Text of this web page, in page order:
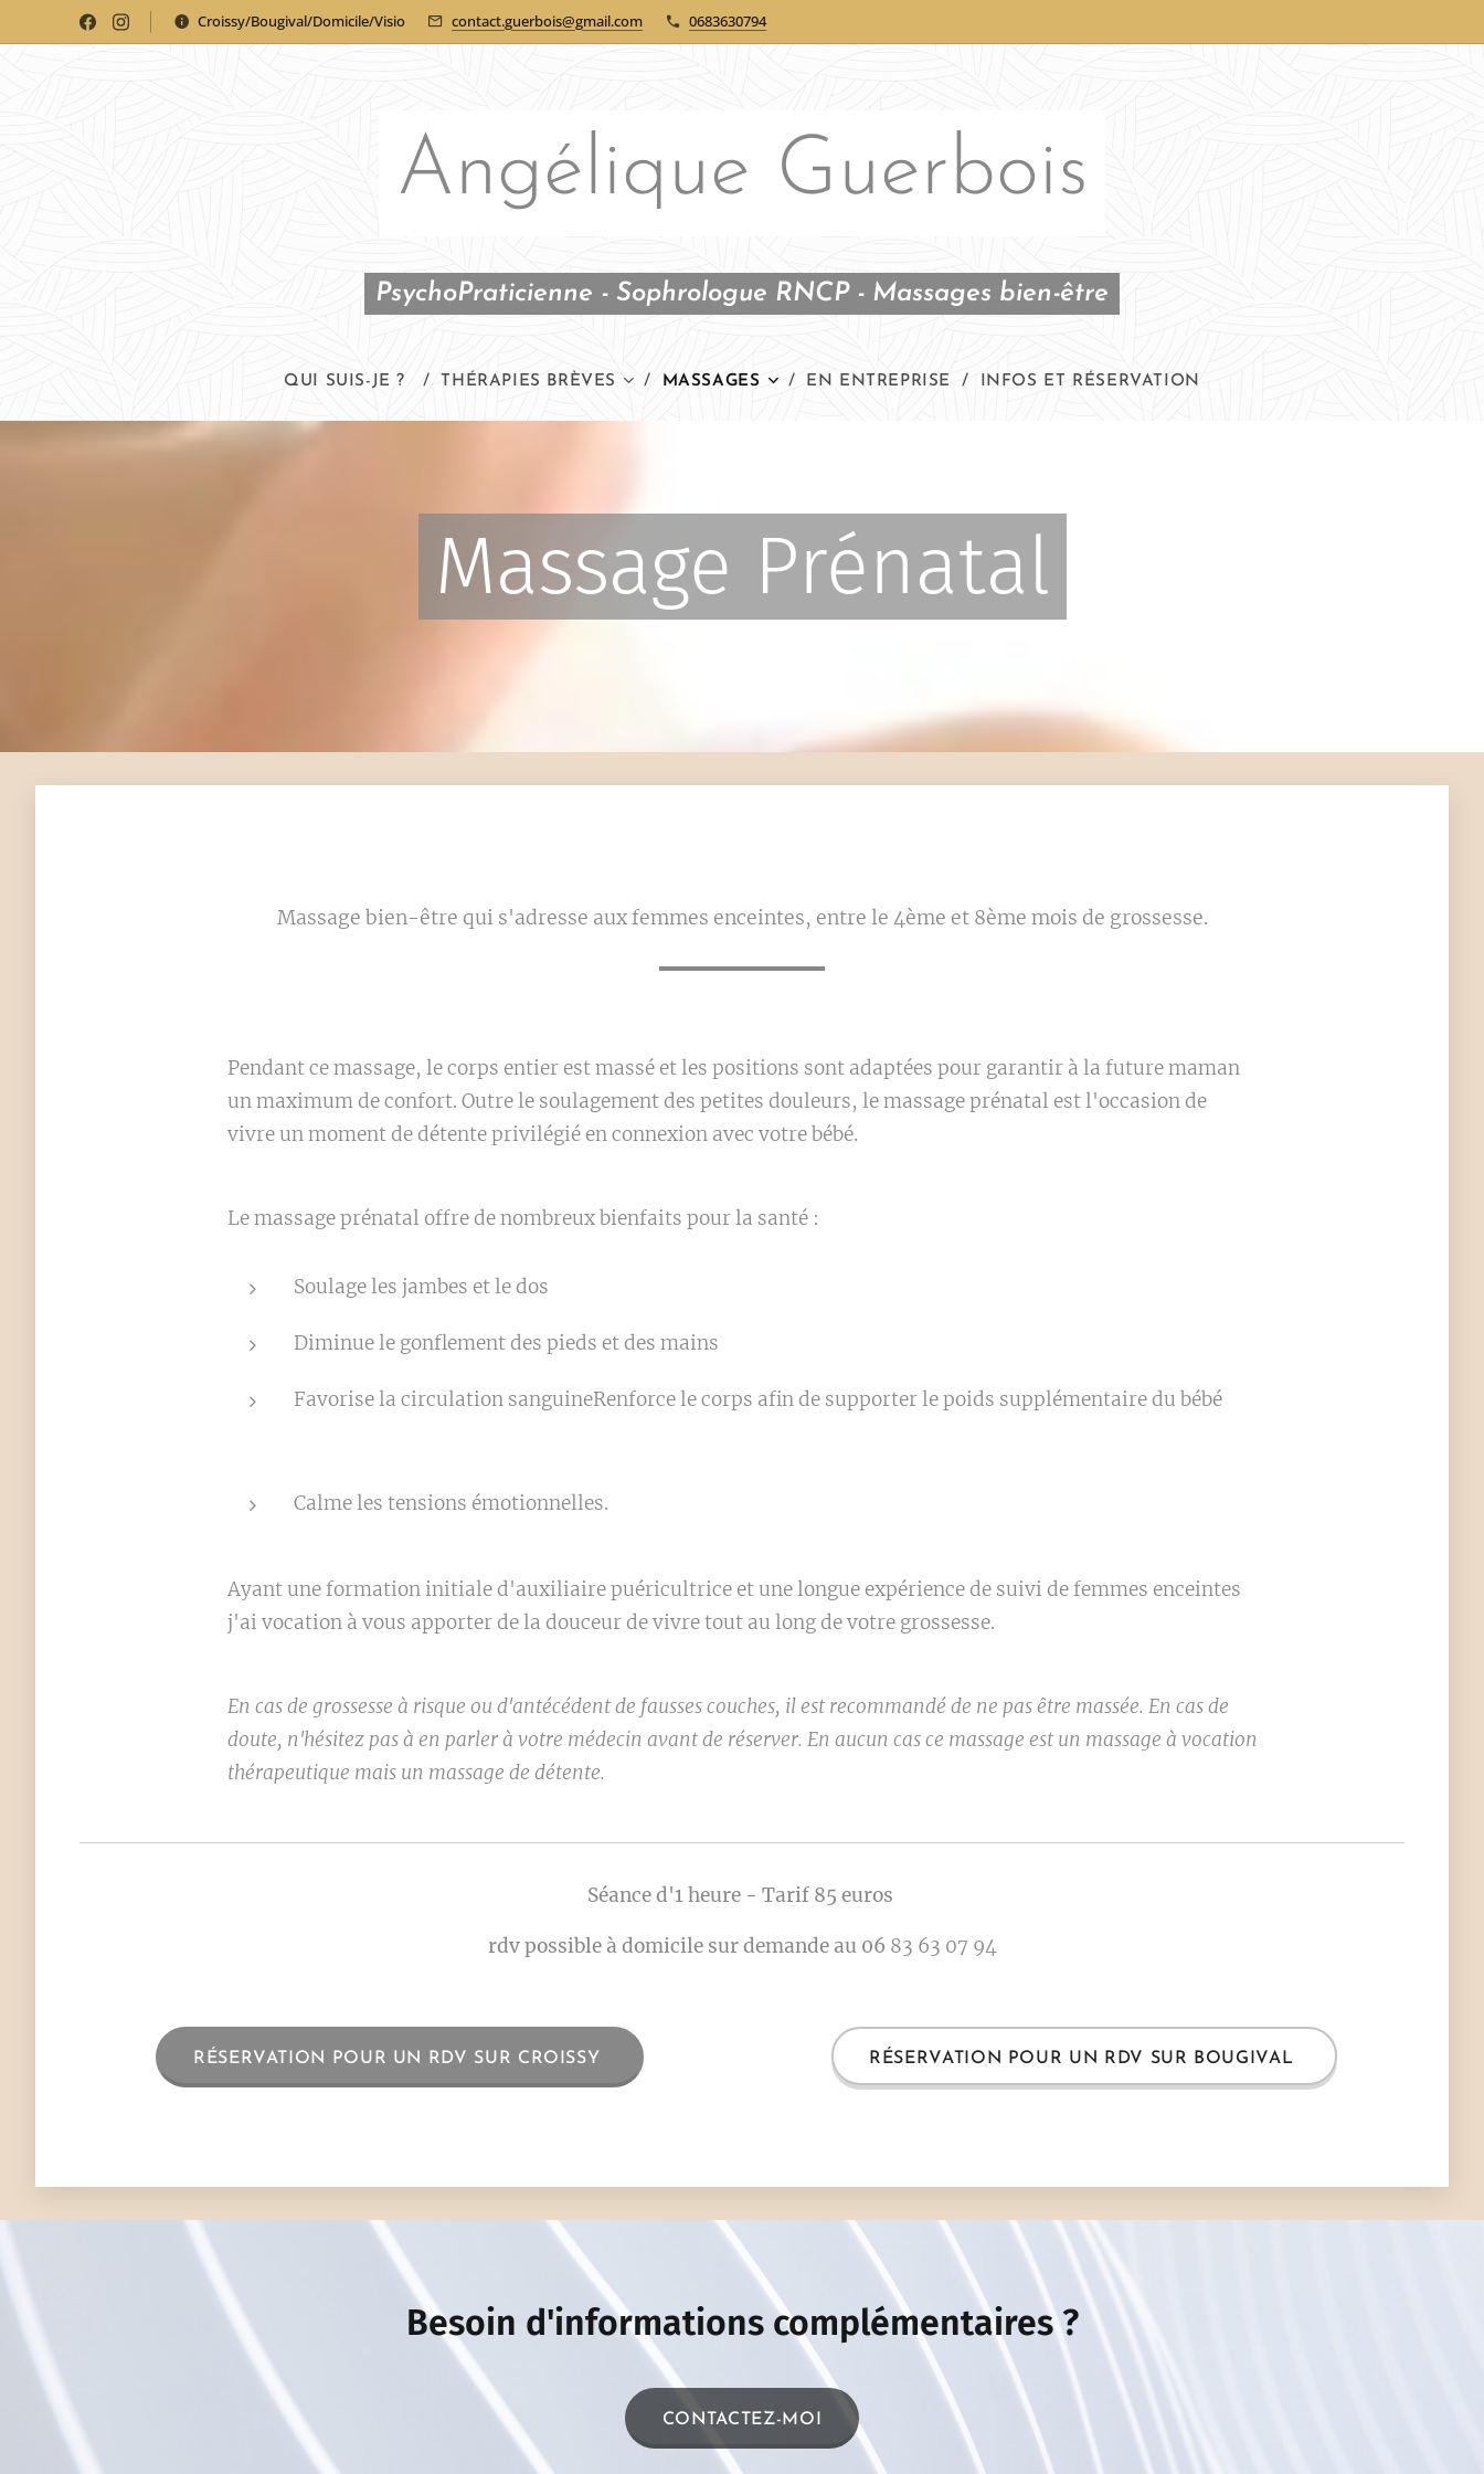
Croissy/Bougival/Domicile/Visio contact.guerbois@gmail.com 0683630794
Angélique Guerbois
PsychoPraticienne - Sophrologue RNCP - Massages bien-être
QUI SUIS-JE ? THÉRAPIES BRÈVES MASSAGES EN ENTREPRISE INFOS ET RÉSERVATION
Massage Prénatal
Massage bien-être qui s'adresse aux femmes enceintes, entre le 4ème et 8ème mois de grossesse.
Pendant ce massage, le corps entier est massé et les positions sont adaptées pour garantir à la future maman
un maximum de confort. Outre le soulagement des petites douleurs, le massage prénatal est l'occasion de
vivre un moment de détente privilégié en connexion avec votre bébé.
Le massage prénatal offre de nombreux bienfaits pour la santé :
Soulage les jambes et le dos
Diminue le gonflement des pieds et des mains
Favorise la circulation sanguineRenforce le corps afin de supporter le poids supplémentaire du bébé
Calme les tensions émotionnelles.
Ayant une formation initiale d'auxiliaire puéricultrice et une longue expérience de suivi de femmes enceintes
j'ai vocation à vous apporter de la douceur de vivre tout au long de votre grossesse.
En cas de grossesse à risque ou d'antécédent de fausses couches, il est recommandé de ne pas être massée. En cas de
doute, n'hésitez pas à en parler à votre médecin avant de réserver. En aucun cas ce massage est un massage à vocation
thérapeutique mais un massage de détente.
Séance d'1 heure - Tarif 85 euros
rdv possible à domicile sur demande au 06 83 63 07 94
RÉSERVATION POUR UN RDV SUR CROISSY RÉSERVATION POUR UN RDV SUR BOUGIVAL
Besoin d'informations complémentaires ?
CONTACTEZ-MOI